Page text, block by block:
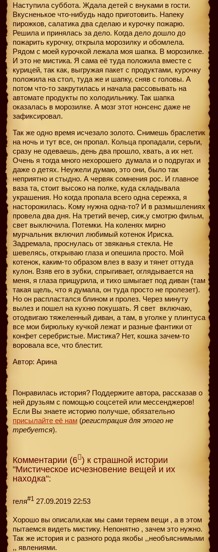
Наступила суббота. Ждала детей с внуками в гости.
Вкусненькое что-нибудь надо приготовить. Напеку
пирожков, салатика два сделаю и курочку пожарю.
Решила и принялась за дело. Когда дело дошло до
пожарить курочку, открыла морозилку и обомлела.
Рядом с моей курочкой лежала моя шапка. В морозилке.
И это не мистика. Я сама её туда положила вместе с
курицей, так как, выгружая пакет с продуктами, курочку
положила на стол, туда же и шапку, сняв с головы. А
потом что-то закрутилась и начала рассовывать на
автомате продукты по холодильнику. Так шапка
оказалась в морозилке. А мозг этот нонсенс даже не
зафиксировал.
Так же одно время исчезало золото. Снимешь браслетик
на ночь и тут все, он пропал. Кольца пропадали, серьги,
сразу не одеваешь, день два прошло, хвать, а их нет.
Очень я тогда много нехорошего думала и о подругах и
даже о детях. Неужели думаю, это они, было так
неприятно и стыдно. А червяк сомнения рос. И главное
ваза та, стоит высоко на полке, куда складывала
украшения. Но когда пропала всего одна сережка, я
насторожилась. Кому нужна одна-то? И в размышлениях
провела два дня. На третий вечер, сиж,у смотрю фильм,
свет выключила. Потемки. На коленях мирно
мурчальник включил любимый котенок Ириска.
Задремала, проснулась от звяканья стекла. Не
шевелясь, открываю глаза и опешила просто. Мой
котенок, каким-то образом влез в вазу и тянет оттуда
кулон. Взяв его в зубки, спрыгивает, оглядывается на
меня, я глаза прищурила, и тихо шмыгает под диван (там
такая щель, что я думала, он туда просто не пролезет).
Но он распластался блином и пролез. Через минуту
вылез и пошел на кухню покушать. Я свет включаю,
отодвигаю тяжеленный диван, а там, в уголке у плинтуса
все мои бирюльку кучкой лежат и разные фантики от
конфет серебристые. Мистика? Нет, кошка зачем-то
воровала все, что блестит.
Автор: Арина
Понравилась история? Поддержите автора, рассказав о
ней друзьям с помощью соцсетей или мессенджеров!
Если Вы знаете историю получше, обязательно
присылайте её нам (регистрация для этого не
требуется).
Комментарии (6 ) к страшной истории
"Мистическое исчезновение вещей и их
находка":
геля#1 27.09.2019 22:53
Хорошо вы описали,как мы сами теряем вещи , а в этом
пытаемся видеть мистику. Непонятно , зачем это нужно.
Так же история и с разного рода якобы ,,необъяснимыми
,, явлениями.